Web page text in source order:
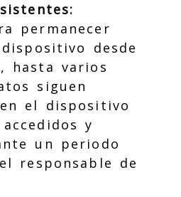
permanecer
desde
hasta varios
siguen
el dispositivo
y
un periodo
responsable de